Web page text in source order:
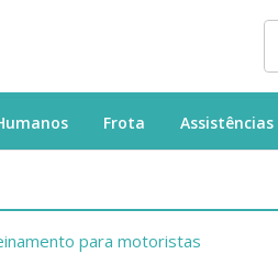
Frota Assistências